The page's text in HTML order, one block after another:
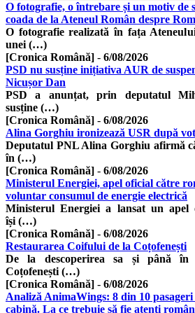
O fotografie, o întrebare și un motiv de
coada de la Ateneul Român despre
O fotografie realizată în fața
unei (…)
[Cronica Română] - 6/08/2026
PSD nu susține inițiativa AUR de
Nicușor Dan
PSD a anunțat, prin deputatul
susține (…)
[Cronica Română] - 6/08/2026
Alina Gorghiu ironizează USR după
Deputatul PNL Alina Gorghiu afirmă
în (…)
[Cronica Română] - 6/08/2026
Ministerul Energiei, apel oficial către
voluntar consumul de energie electrică
Ministerul Energiei a lansat un apel
își (…)
[Cronica Română] - 6/08/2026
Restaurarea Coifului de la Coțofenești
De la descoperirea sa și până
Coțofenești (…)
[Cronica Română] - 6/08/2026
Analiză AnimaWings: 8 din 10
cabină. La ce trebuie să fie atenţi